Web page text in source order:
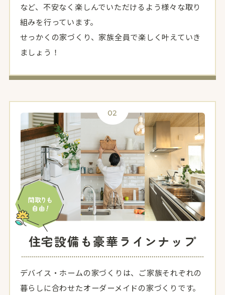
など、不安なく楽しんでいただけるよう様々な取り
組みを行っています。
せっかくの家づくり、家族全員で楽しく叶えていき
ましょう！
住宅設備も豪華ラインナップ
デバイス・ホームの家づくりは、ご家族それぞれの
暮らしに合わせたオーダーメイドの家づくりです。